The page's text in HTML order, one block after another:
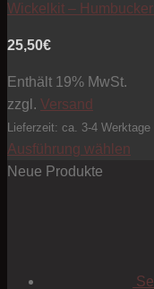
Wickelkit –
25,50€
Enthält 19% MwSt.
zzgl. Versand
Lieferzeit: ca. 3-4 Werktage
Ausführung wählen
Dieses
auf.
Neue Produkte